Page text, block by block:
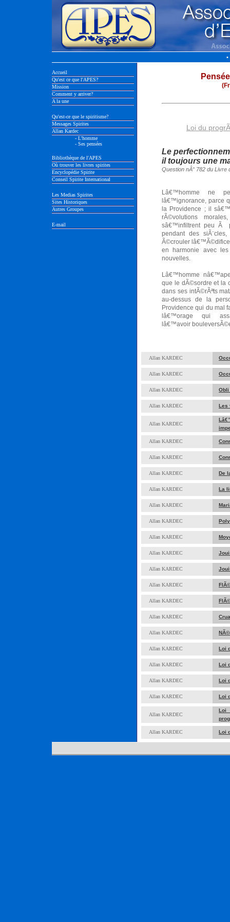
Accueil
Qu'est ce que l'APES?
Mission
Comment y arriver?
A la une
Qu'est-ce que le spiritisme?
Messages Spirites
Allan Kardec
- L'homme
- Ses pensées
Bibliothèque de l'APES
Où trouver les livres spirites
Encyclopédie Spirite
Conseil Spirite International
Les Medias Spirites
Sites Historiques
Autres Groupes
E-mail
Loi du
Le
il toujours une
Question nÂ° 782 du Livre
Lâ€™homme ne
lâ€™ignorance, parce
la Providence ; il
rÃ©volutions
sâ€™infiltrent peu Ã
pendant des
Ã©crouler
en harmonie avec
nouvelles.
Lâ€™homme
que le dÃ©sordre et la
dans ses intÃ©rÃªts
au-dessus de la
Providence qui du mal
lâ€™orage qui
lâ€™avoir
Allan KARDEC
Allan KARDEC
Allan KARDEC Obli
Allan KARDEC Les
Allan KARDEC
Allan KARDEC
Allan KARDEC
Allan KARDEC De
Allan KARDEC La
Allan KARDEC
Allan KARDEC
Allan KARDEC
Allan KARDEC
Allan KARDEC
Allan KARDEC
Allan KARDEC
Allan KARDEC
Allan KARDEC
Allan KARDEC Loi
Allan KARDEC Loi
Allan KARDEC Loi
Allan KARDEC Loi
Allan KARDEC
Loi
Allan KARDEC Loi